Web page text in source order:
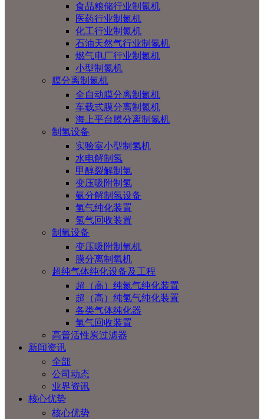
食品粮储行业制氮机
医药行业制氮机
化工行业制氮机
石油天然气行业制氮机
燃气电厂行业制氮机
小型制氮机
膜分离制氮机
全自动膜分离制氮机
车载式膜分离制氮机
海上平台膜分离制氮机
制氢设备
实验室小型制氢机
水电解制氢
甲醇裂解制氢
变压吸附制氢
氨分解制氢设备
氢气纯化装置
氢气回收装置
制氧设备
变压吸附制氧机
膜分离制氧机
超纯气体纯化设备及工程
超（高）纯氮气纯化装置
超（高）纯氢气纯化装置
各类气体纯化器
氢气回收装置
高普活性炭过滤器
新闻资讯
全部
公司动态
业界资讯
核心优势
核心优势